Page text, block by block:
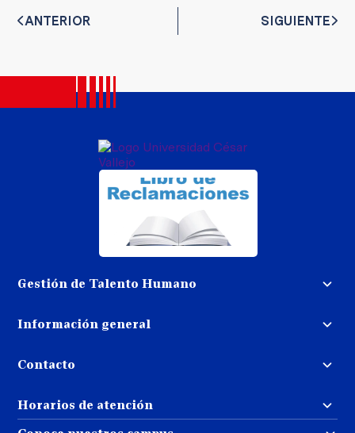
ANTERIOR SIGUIENTE
Gestión de Talento Humano
Trabaja con nosotros
Información general
dinero
Libro de reclamaciones
Repositorio UCV
Contacto
llamando al:
( 01 ) 202-4342
Horarios de atención
Atención al estudiante: